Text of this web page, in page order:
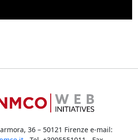
36 – 50121 Firenze e-mail: